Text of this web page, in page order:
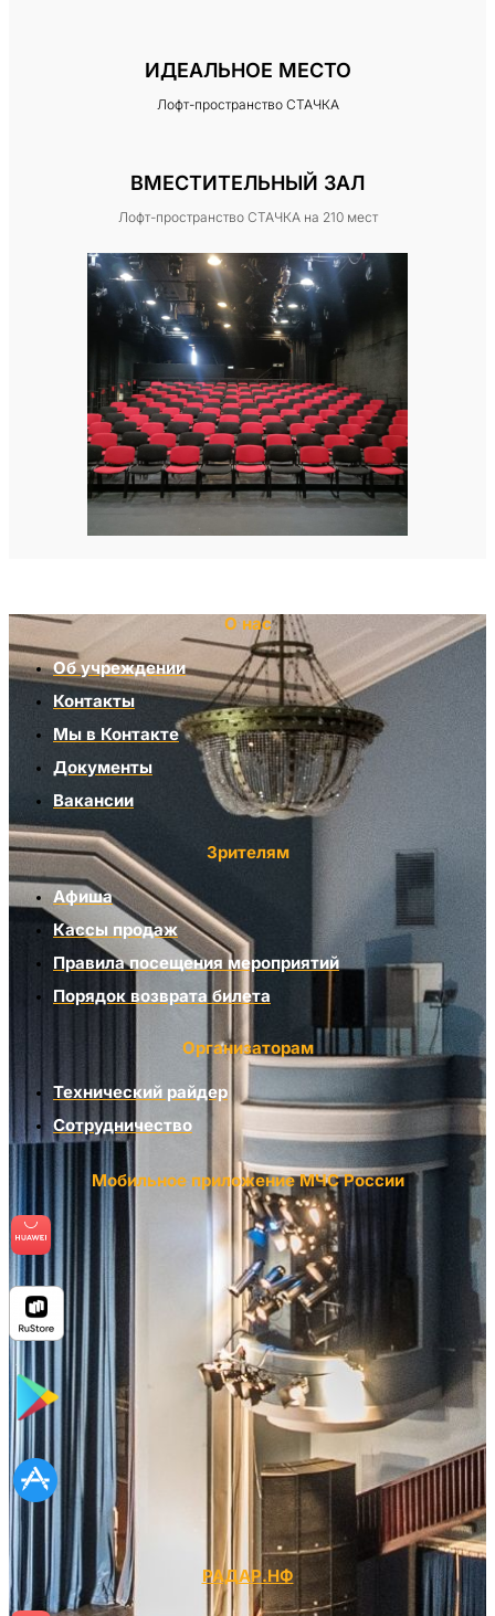
ИДЕАЛЬНОЕ МЕСТО
Лофт-пространство СТАЧКА
ВМЕСТИТЕЛЬНЫЙ ЗАЛ
Лофт-пространство СТАЧКА на 210 мест
О нас
Об учреждении
Контакты
Мы в Контакте
Документы
Вакансии
Зрителям
Афиша
Кассы продаж
Правила посещения мероприятий
Порядок возврата билета
Организаторам
Технический райдер
Сотрудничество
Мобильное приложение МЧС России
РАДАР.НФ